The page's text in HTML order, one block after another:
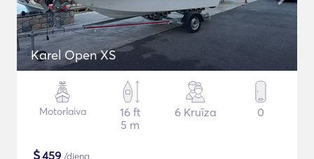
Karel Open XS
Motorlaiva
16 ft
5 m
6 Kruīza 0
$459 /diena